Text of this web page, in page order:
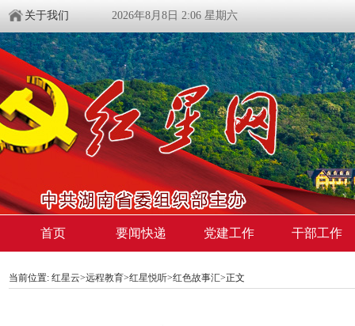
关于我们 2026年8月8日 2:06 星期六
首页 要闻快递 党建工作 干部工作
当前位置: 红星云>远程教育>红星悦听>红色故事汇>正文